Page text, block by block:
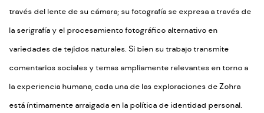
través del lente de su cámara; su fotografía se expresa a través de
la serigrafía y el procesamiento fotográfico alternativo en
variedades de tejidos naturales. Si bien su trabajo transmite
comentarios sociales y temas ampliamente relevantes en torno a
la experiencia humana, cada una de las exploraciones de Zohra
está íntimamente arraigada en la política de identidad personal.